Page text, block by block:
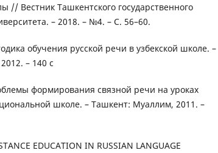
// Вестник Ташкентского государственного
– 2018. – №4. – С. 56–60.
обучения русской речи в узбекской школе. –
– 140 с
формирования связной речи на уроках
школе. – Ташкент: Муаллим, 2011. –
EDUCATION IN RUSSIAN LANGUAGE